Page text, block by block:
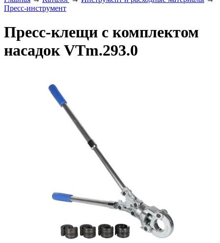
Пресс-инструмент
Пресс-клещи с комплектом
насадок VTm.293.0